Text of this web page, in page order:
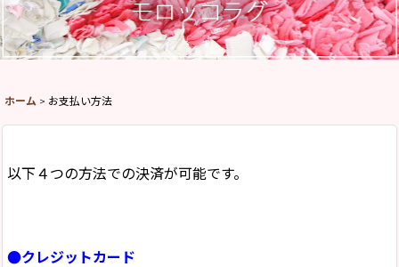
ホーム > お支払い方法
以下４つの方法での決済が可能です。
●クレジットカード